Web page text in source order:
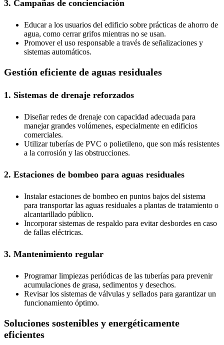
3. Campañas de concienciación
Educar a los usuarios del edificio sobre prácticas de ahorro de
agua, como cerrar grifos mientras no se usan.
Promover el uso responsable a través de señalizaciones y
sistemas automáticos.
Gestión eficiente de aguas residuales
1. Sistemas de drenaje reforzados
Diseñar redes de drenaje con capacidad adecuada para
manejar grandes volúmenes, especialmente en edificios
comerciales.
Utilizar tuberías de PVC o polietileno, que son más resistentes
a la corrosión y las obstrucciones.
2. Estaciones de bombeo para aguas residuales
Instalar estaciones de bombeo en puntos bajos del sistema
para transportar las aguas residuales a plantas de tratamiento o
alcantarillado público.
Incorporar sistemas de respaldo para evitar desbordes en caso
de fallas eléctricas.
3. Mantenimiento regular
Programar limpiezas periódicas de las tuberías para prevenir
acumulaciones de grasa, sedimentos y desechos.
Revisar los sistemas de válvulas y sellados para garantizar un
funcionamiento óptimo.
Soluciones sostenibles y energéticamente
eficientes